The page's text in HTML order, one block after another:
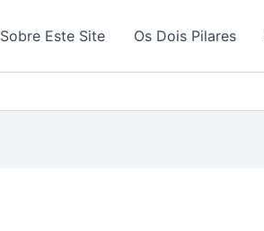
Sobre Este Site Os Dois Pilares